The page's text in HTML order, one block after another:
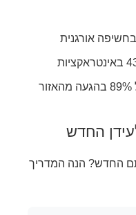
החדש
החדש? הנה המדריך